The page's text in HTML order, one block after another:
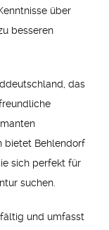
über
besseren
das
bietet Behlendorf
sich perfekt für
suchen.
und umfasst